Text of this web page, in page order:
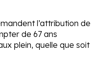
l’attribution de
de 67 ans
plein, quelle que soit